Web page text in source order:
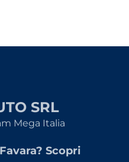
SRL
Mega Italia
Scopri